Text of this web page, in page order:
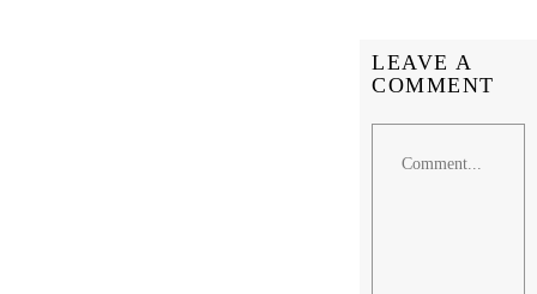
LEAVE A
COMMENT